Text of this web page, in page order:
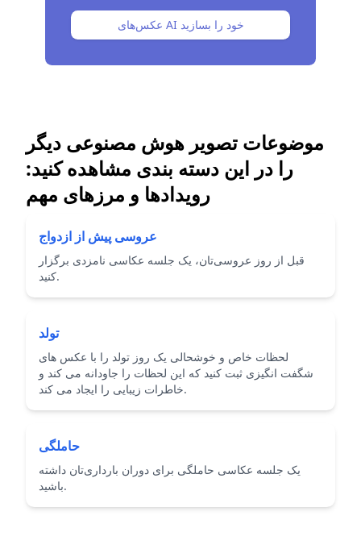
عکس‌های AI خود را بسازید
موضوعات تصویر هوش مصنوعی دیگر
را در این دسته بندی مشاهده کنید:
رویدادها و مرزهای مهم
عروسی پیش از ازدواج
قبل از روز عروسی‌تان، یک جلسه عکاسی نامزدی برگزار
کنید.
تولد
لحظات خاص و خوشحالی یک روز تولد را با عکس های
شگفت انگیزی ثبت کنید که این لحظات را جاودانه می کند و
خاطرات زیبایی را ایجاد می کند.
حاملگی
یک جلسه عکاسی حاملگی برای دوران بارداری‌تان داشته
باشید.